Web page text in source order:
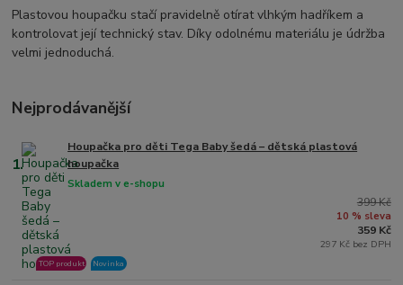
Plastovou houpačku stačí pravidelně otírat vlhkým hadříkem a
kontrolovat její technický stav. Díky odolnému materiálu je údržba
velmi jednoduchá.
Nejprodávanější
1.
Houpačka pro děti Tega Baby šedá – dětská plastová
houpačka
Skladem v e-shopu
TOP produkt Novinka
399 Kč
10 % sleva
359 Kč
297 Kč bez DPH